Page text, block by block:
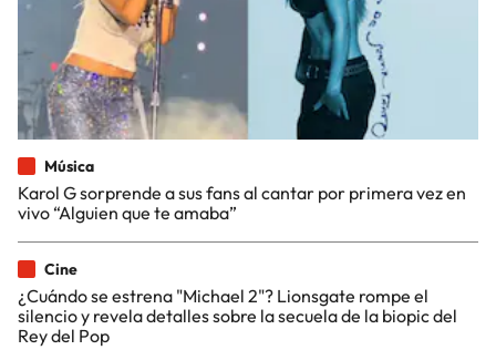
Música
Karol G sorprende a sus fans al cantar por primera vez en
vivo “Alguien que te amaba”
Cine
¿Cuándo se estrena "Michael 2"? Lionsgate rompe el
silencio y revela detalles sobre la secuela de la biopic del
Rey del Pop